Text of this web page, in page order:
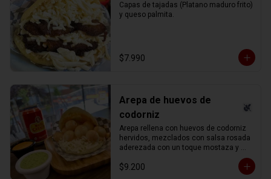
Capas de tajadas (Platano maduro frito)
y queso palmita.
$7.990
Arepa de huevos de
codorniz
Arepa rellena con huevos de codorniz
hervidos, mezclados con salsa rosada
aderezada con un toque mostaza y
$9.200